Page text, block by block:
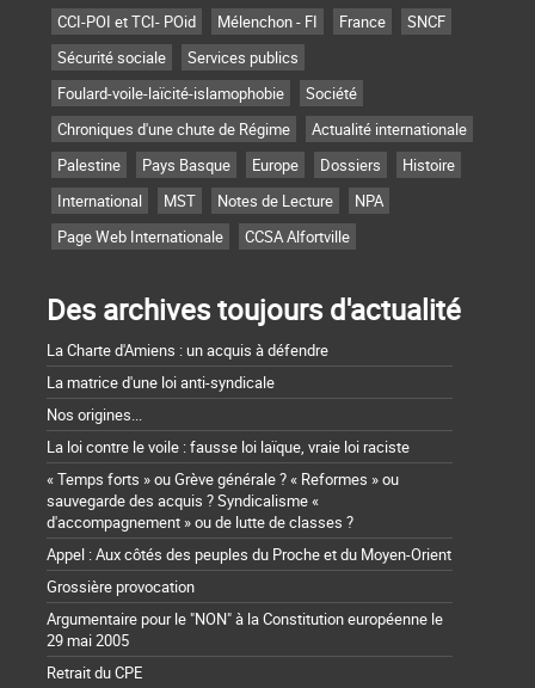
CCI-POI et TCI- POid
Mélenchon - FI France
SNCF
Sécurité sociale
Services publics
Foulard-voile-laïcité-islamophobie
Société
Chroniques d'une chute de Régime
Actualité internationale
Palestine
Pays Basque Europe Dossiers
Histoire
International
MST Notes de Lecture
NPA
Page Web Internationale
CCSA Alfortville
Des archives toujours d'actualité
La Charte d'Amiens : un acquis à défendre
La matrice d'une loi anti-syndicale
Nos origines...
La loi contre le voile : fausse loi laïque, vraie loi raciste
« Temps forts » ou Grève générale ? « Reformes » ou
sauvegarde des acquis ? Syndicalisme «
d'accompagnement » ou de lutte de classes ?
Appel : Aux côtés des peuples du Proche et du Moyen-Orient
Grossière provocation
Argumentaire pour le "NON" à la Constitution européenne le
29 mai 2005
Retrait du CPE